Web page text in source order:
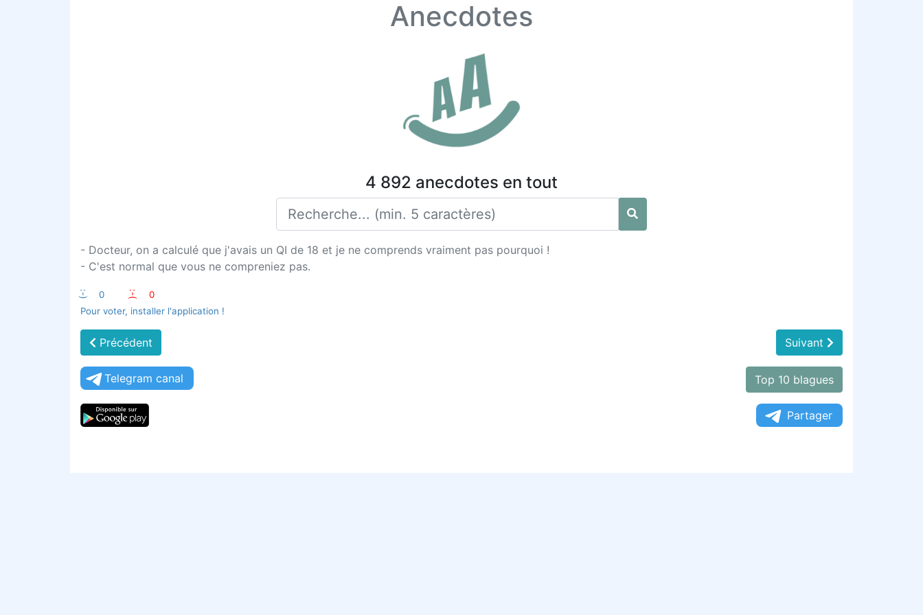
Anecdotes
4 892 anecdotes en tout
- Docteur, on a calculé que j'avais un QI de 18 et je ne comprends vraiment pas pourquoi !
- C'est normal que vous ne compreniez pas.
:-) 0 :-(
0
Pour voter, installer l'application !
Précédent Suivant
Telegram canal Top 10 blagues
Partager